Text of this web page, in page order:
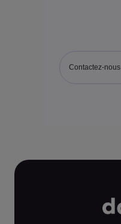
Contactez-nous